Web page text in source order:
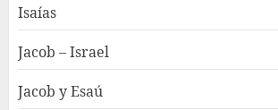
Isaías
Jacob – Israel
Jacob y Esaú